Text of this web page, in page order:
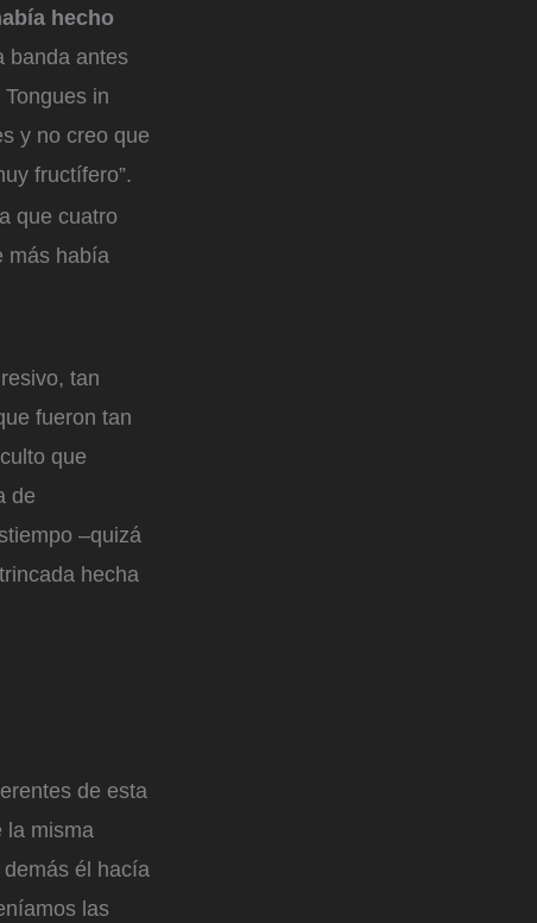
hecho
banda antes
in
y no creo que
fructífero”.
que cuatro
más había
tan
fueron tan
que
de
–quizá
hecha
de esta
la misma
él hacía
las